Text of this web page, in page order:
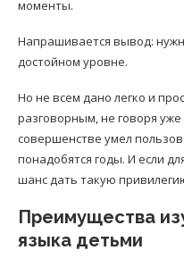
моменты.
Напрашивается вывод:
достойном уровне.
Но не всем дано легко и
разговорным, не говоря
совершенстве умел
понадобятся годы. И если
шанс дать такую
Преимущества
языка детьми